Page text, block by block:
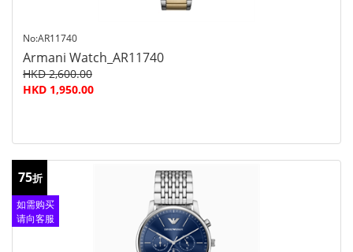
No:AR11740
Armani Watch_AR11740
HKD 2,600.00
HKD 1,950.00
75折
如需购买
请向客服